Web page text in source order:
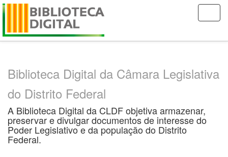
Skip
Biblioteca Digital da Câmara Legislativa
do Distrito Federal
A Biblioteca Digital da CLDF objetiva armazenar,
preservar e divulgar documentos de interesse do
Poder Legislativo e da população do Distrito
Federal.